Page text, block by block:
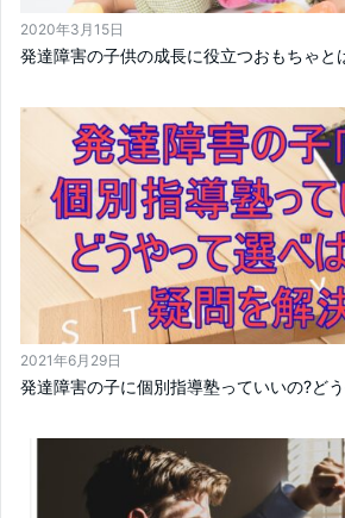
2020年3月15日
発達障害の子供の成長に役立つおもちゃと
2021年6月29日
発達障害の子に個別指導塾っていいの?ど